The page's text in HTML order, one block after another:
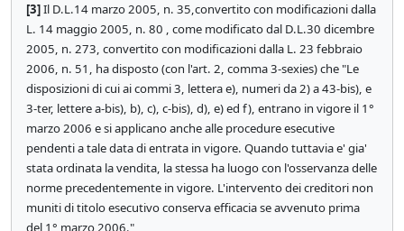
[3]Il D.L.14 marzo 2005, n. 35,convertito con modificazioni dalla
L. 14 maggio 2005, n. 80 , come modificato dal D.L.30 dicembre
2005, n. 273, convertito con modificazioni dalla L. 23 febbraio
2006, n. 51, ha disposto (con l'art. 2, comma 3-sexies) che "Le
disposizioni di cui ai commi 3, lettera e), numeri da 2) a 43-bis), e
3-ter, lettere a-bis), b), c), c-bis), d), e) ed f), entrano in vigore il 1°
marzo 2006 e si applicano anche alle procedure esecutive
pendenti a tale data di entrata in vigore. Quando tuttavia e' gia'
stata ordinata la vendita, la stessa ha luogo con l'osservanza delle
norme precedentemente in vigore. L'intervento dei creditori non
muniti di titolo esecutivo conserva efficacia se avvenuto prima
del 1° marzo 2006."